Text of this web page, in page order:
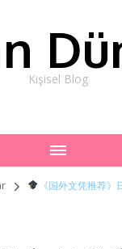
Kişisel Blog
《国外文凭推荐